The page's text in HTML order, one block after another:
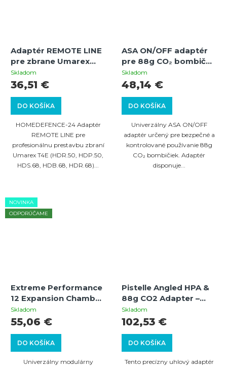
Adaptér REMOTE LINE
pre zbrane Umarex
T4E
Skladom
DO KOŠÍKA
36,51 €
HOMEDEFENCE-24 Adaptér
REMOTE LINE pre
profesionálnu prestavbu zbraní
Umarex T4E (HDR.50, HDP.50,
HDS.68, HDB.68, HDR.68)...
ASA ON/OFF adaptér
pre 88g CO₂ bombičky
s manometrom — pre
zbrane na osobnú
Skladom
DO KOŠÍKA
48,14 €
Univerzálny ASA ON/OFF
adaptér určený pre bezpečné a
kontrolované používanie 88g
CO₂ bombičiek. Adaptér
disponuje...
NOVINKA
ODPORÚČAME
Extreme Performance
12 Expansion Chamber
pre CO2 atomizér a
HPA volumizer
Skladom
DO KOŠÍKA
55,06 €
Univerzálny modulárny
Pistelle Angled HPA &
88g CO2 Adapter –
uhlový adaptér pre
vzduchové fľaše aj 88g
Skladom
DO KOŠÍKA
102,53 €
Tento precízny uhlový adaptér